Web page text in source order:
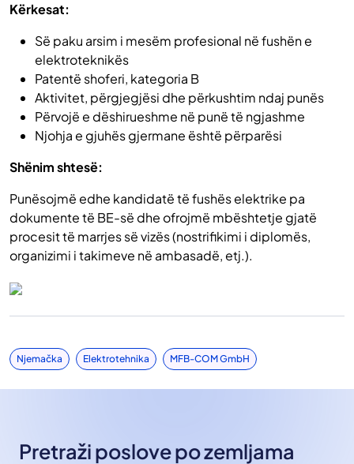
Kërkesat:
Së paku arsim i mesëm profesional në fushën e
elektroteknikës
Patentë shoferi, kategoria B
Aktivitet, përgjegjësi dhe përkushtim ndaj punës
Përvojë e dëshirueshme në punë të ngjashme
Njohja e gjuhës gjermane është përparësi
Shënim shtesë:
Punësojmë edhe kandidatë të fushës elektrike pa
dokumente të BE-së dhe ofrojmë mbështetje gjatë
procesit të marrjes së vizës (nostrifikimi i diplomës,
organizimi i takimeve në ambasadë, etj.).
Njemačka Elektrotehnika MFB-COM GmbH
Pretraži poslove po zemljama